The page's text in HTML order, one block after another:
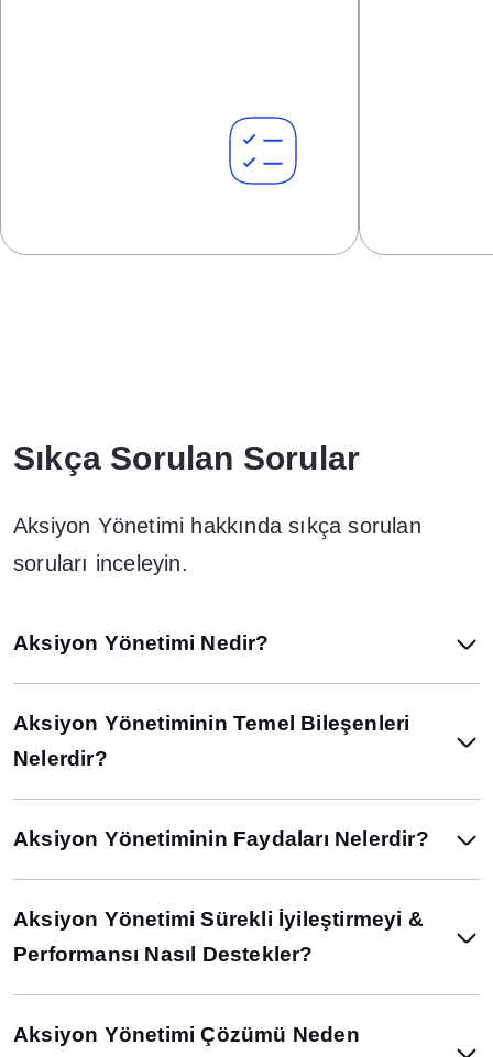
Sıkça Sorulan Sorular
Aksiyon Yönetimi hakkında sıkça sorulan
soruları inceleyin.
Aksiyon Yönetimi Nedir?
Aksiyon Yönetiminin Temel Bileşenleri
Nelerdir?
Aksiyon Yönetiminin Faydaları Nelerdir?
Aksiyon Yönetimi Sürekli İyileştirmeyi &
Performansı Nasıl Destekler?
Aksiyon Yönetimi Çözümü Neden